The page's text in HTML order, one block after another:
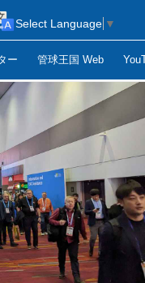
ー 管球王国 Web
Select Language ▼